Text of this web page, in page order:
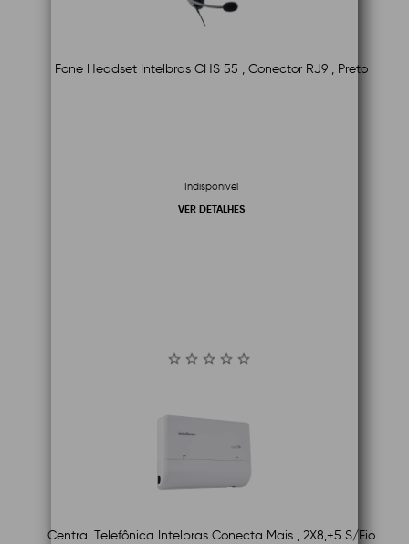
Fone Headset Intelbras CHS 55 , Conector RJ9 , Preto
Indisponível
VER DETALHES
Central Telefônica Intelbras Conecta Mais , 2X8,+5 S/Fio